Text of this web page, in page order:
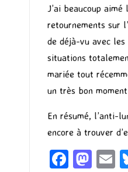
J’ai beaucoup
retournements sur
de déjà-vu avec les
situations
mariée tout
un très bon
En résumé, l’anti-
encore à trouver
Fa M E